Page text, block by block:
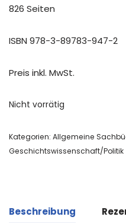
826 Seiten
ISBN 978-3-89783-947-2
Preis inkl. MwSt.
Nicht vorrätig
Kategorien: Allgemeine
Geschichtswissenschaft/Politik
Beschreibung